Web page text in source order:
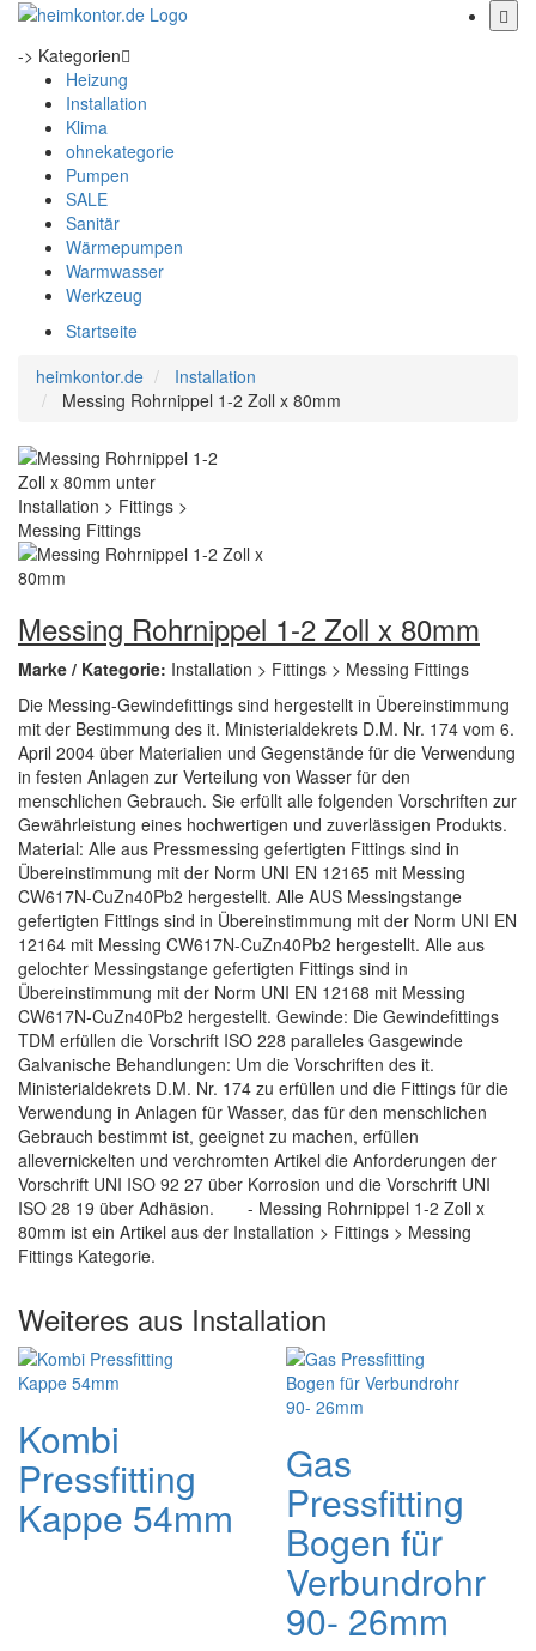
-> Kategorien
Heizung
Installation
Klima
ohnekategorie
Pumpen
SALE
Sanitär
Wärmepumpen
Warmwasser
Werkzeug
Startseite
heimkontor.de
Installation
Messing Rohrnippel 1-2 Zoll x 80mm
Messing Rohrnippel 1-2 Zoll x 80mm
Marke / Kategorie: Installation > Fittings > Messing Fittings
Die Messing-Gewindefittings sind hergestellt in Übereinstimmung
mit der Bestimmung des it. Ministerialdekrets D.M. Nr. 174 vom 6.
April 2004 über Materialien und Gegenstände für die Verwendung
in festen Anlagen zur Verteilung von Wasser für den
menschlichen Gebrauch. Sie erfüllt alle folgenden Vorschriften zur
Gewährleistung eines hochwertigen und zuverlässigen Produkts.
Material: Alle aus Pressmessing gefertigten Fittings sind in
Übereinstimmung mit der Norm UNI EN 12165 mit Messing
CW617N-CuZn40Pb2 hergestellt. Alle AUS Messingstange
gefertigten Fittings sind in Übereinstimmung mit der Norm UNI EN
12164 mit Messing CW617N-CuZn40Pb2 hergestellt. Alle aus
gelochter Messingstange gefertigten Fittings sind in
Übereinstimmung mit der Norm UNI EN 12168 mit Messing
CW617N-CuZn40Pb2 hergestellt. Gewinde: Die Gewindefittings
TDM erfüllen die Vorschrift ISO 228 paralleles Gasgewinde
Galvanische Behandlungen: Um die Vorschriften des it.
Ministerialdekrets D.M. Nr. 174 zu erfüllen und die Fittings für die
Verwendung in Anlagen für Wasser, das für den menschlichen
Gebrauch bestimmt ist, geeignet zu machen, erfüllen
allevernickelten und verchromten Artikel die Anforderungen der
Vorschrift UNI ISO 92 27 über Korrosion und die Vorschrift UNI
ISO 28 19 über Adhäsion. - Messing Rohrnippel 1-2 Zoll x
80mm ist ein Artikel aus der Installation > Fittings > Messing
Fittings Kategorie.
Weiteres aus Installation
Kombi
Pressfitting
Kappe 54mm
Gas
Pressfitting
Bogen für
Verbundrohr
90- 26mm